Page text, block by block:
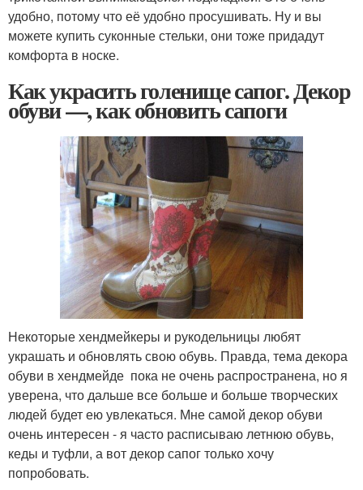
удобно, потому что её удобно просушивать. Ну и вы
можете купить суконные стельки, они тоже придадут
комфорта в носке.
Как украсить голенище сапог. Декор
обуви —, как обновить сапоги
Некоторые хендмейкеры и рукодельницы любят
украшать и обновлять свою обувь. Правда, тема декора
обуви в хендмейде пока не очень распространена, но я
уверена, что дальше все больше и больше творческих
людей будет ею увлекаться. Мне самой декор обуви
очень интересен - я часто расписываю летнюю обувь,
кеды и туфли, а вот декор сапог только хочу
попробовать.